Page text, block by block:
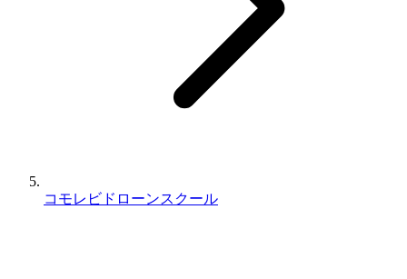
コモレビドローンスクール